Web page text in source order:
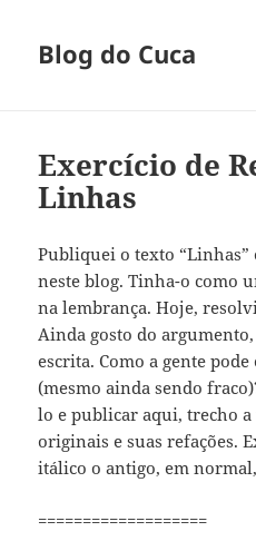
Blog do Cuca
Exercício de
Linhas
Publiquei o texto “Linhas”
neste blog. Tinha-o como
na lembrança. Hoje,
Ainda gosto do
escrita. Como a gente
(mesmo ainda sendo
lo e publicar aqui, trecho a
originais e suas refações.
itálico o antigo, em
===================